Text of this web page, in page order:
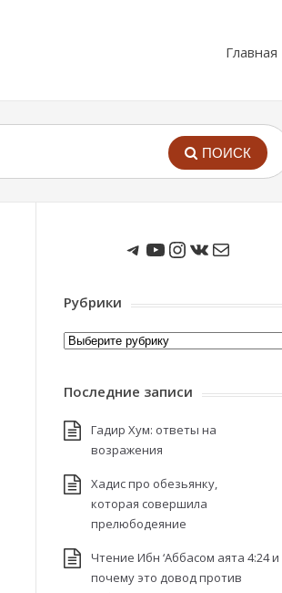
Главная
ПОИСК
Мы в Telegram
Мы на Youtube
Instagram
ВКонтакте
Почта
Рубрики
Рубрики
Последние записи
Гадир Хум: ответы на
возражения
Хадис про обезьянку,
которая совершила
прелюбодеяние
Чтение Ибн ‘Аббасом аята 4:24 и
почему это довод против